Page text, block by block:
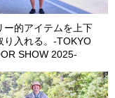
ー的アイテムを上下
り入れる。-TOKYO
SHOW 2025-